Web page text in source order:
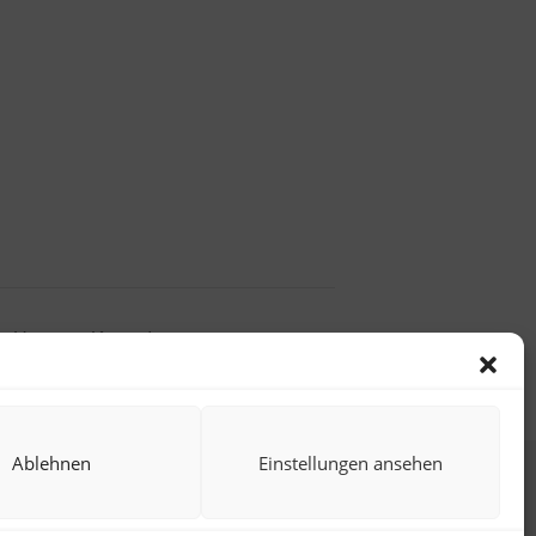
Ablehnen Einstellungen ansehen
Henne – Komödie – 24.09.